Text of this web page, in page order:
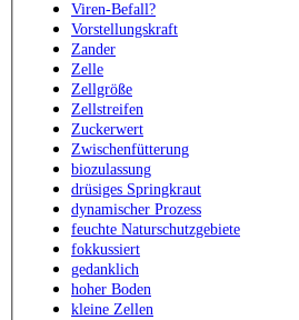
Viren-Befall?
Vorstellungskraft
Zander
Zelle
Zellgröße
Zellstreifen
Zuckerwert
Zwischenfütterung
biozulassung
drüsiges Springkraut
dynamischer Prozess
feuchte Naturschutzgebiete
fokkussiert
gedanklich
hoher Boden
kleine Zellen